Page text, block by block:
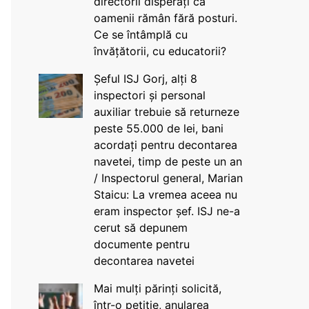
oamenii rămân fără posturi.
Ce se întâmplă cu
învățătorii, cu educatorii?
Șeful ISJ Gorj, alți 8
inspectori și personal
auxiliar trebuie să returneze
peste 55.000 de lei, bani
acordați pentru decontarea
navetei, timp de peste un an
/ Inspectorul general, Marian
Staicu: La vremea aceea nu
eram inspector șef. ISJ ne-a
cerut să depunem
documente pentru
decontarea navetei
Mai mulți părinți solicită,
într-o petiție, anularea